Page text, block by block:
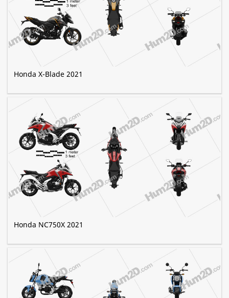
Honda X-Blade 2021
Honda NC750X 2021